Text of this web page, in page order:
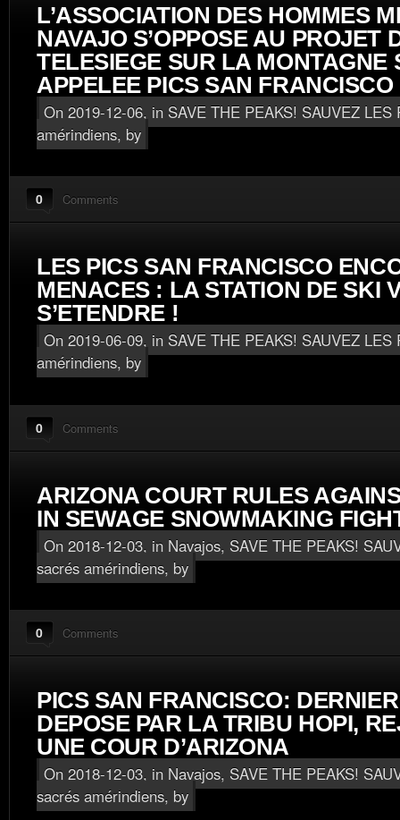
L’ASSOCIATION DES HOMMES
NAVAJO S’OPPOSE AU PROJET
TELESIEGE SUR LA MONTAGNE
APPELEE PICS SAN FRANCISCO
On 2019-12-06, in SAVE THE PEAKS! SAUVEZ LES
amérindiens, by
0 Comments
LES PICS SAN FRANCISCO
MENACES : LA STATION DE SKI
S’ETENDRE !
On 2019-06-09, in SAVE THE PEAKS! SAUVEZ LES
amérindiens, by
0 Comments
ARIZONA COURT RULES
IN SEWAGE SNOWMAKING
On 2018-12-03, in Navajos, SAVE THE PEAKS!
sacrés amérindiens, by
0 Comments
PICS SAN FRANCISCO:
DEPOSE PAR LA TRIBU HOPI,
UNE COUR D’ARIZONA
On 2018-12-03, in Navajos, SAVE THE PEAKS!
sacrés amérindiens, by